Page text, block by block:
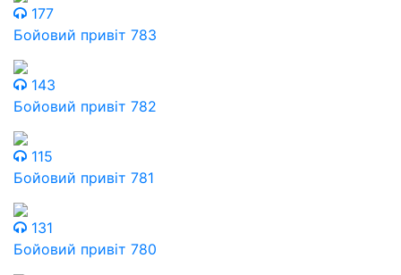
177
Бойовий привіт 783
143
Бойовий привіт 782
115
Бойовий привіт 781
131
Бойовий привіт 780